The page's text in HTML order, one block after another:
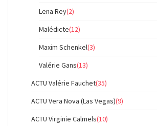
Lena Rey(2)
Malédicte(12)
Maxim Schenkel(3)
Valérie Gans(13)
ACTU Valérie Fauchet(35)
ACTU Vera Nova (Las Vegas)(9)
ACTU Virginie Calmels(10)